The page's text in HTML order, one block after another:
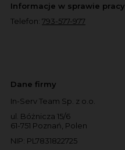
Informacje w sprawie pracy
Telefon: 793-577-977
Dane firmy
In-Serv Team Sp. z o.o.
ul. Bóżnicza 15/6
61-751 Poznań, Polen
NIP: PL7831822725